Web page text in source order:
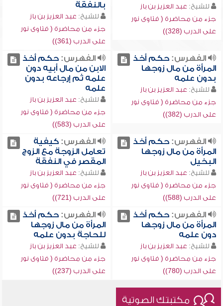
للشيخ: عبد العزيز بن باز
جزء من محاضرة ( فتاوى نور
على الدرب (328))
بالنفقة
للشيخ: عبد العزيز بن باز
جزء من محاضرة ( فتاوى نور
على الدرب (361))
الفهرس:حكم أخذ
المرأة من مال زوجها
بدون علمه
للشيخ: عبد العزيز بن باز
جزء من محاضرة ( فتاوى نور
على الدرب (382))
الفهرس:حكم أخذ
الابن من مال أبيه دون
علمه ثم إرجاعه بدون
علمه
للشيخ: عبد العزيز بن باز
جزء من محاضرة ( فتاوى نور
على الدرب (583))
الفهرس:حكم أخذ
المرأة من مال زوجها
البخيل
للشيخ: عبد العزيز بن باز
جزء من محاضرة ( فتاوى نور
على الدرب (588))
الفهرس:كيفية
تعامل الزوجة مع الزوج
المقصر في النفقة
للشيخ: عبد العزيز بن باز
جزء من محاضرة ( فتاوى نور
على الدرب (721))
الفهرس:حكم أخذ
المرأة من مال زوجها
دون علمه
للشيخ: عبد العزيز بن باز
جزء من محاضرة ( فتاوى نور
على الدرب (780))
الفهرس:حكم أخذ
المرأة من مال زوجها
للحاجة بدون علمه
للشيخ: عبد العزيز بن باز
جزء من محاضرة ( فتاوى نور
على الدرب (237))
مكتبتك الصوتية